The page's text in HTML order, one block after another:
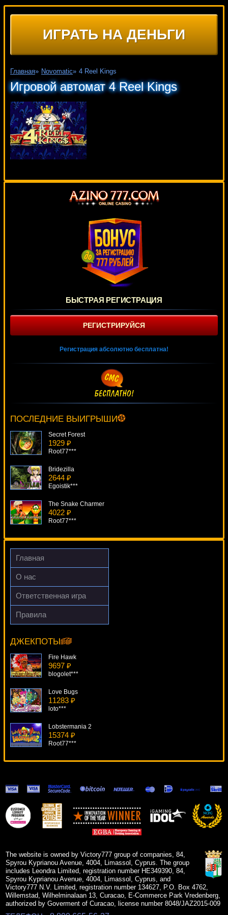
ИГРАТЬ НА ДЕНЬГИ
Главная» Novomatic» 4 Reel Kings
Игровой автомат 4 Reel Kings
БЫСТРАЯ РЕГИСТРАЦИЯ
РЕГИСТРИРУЙСЯ
Регистрация абсолютно бесплатна!
ПОСЛЕДНИЕ ВЫИГРЫШИ
sgvwood***
Secret Forest
1929 ₽
Root77***
Bridezilla
2644 ₽
Egoistik***
The Snake Charmer
4022 ₽
Root77***
Wonky Wabbits
2611 ₽
aleg***
Главная
О нас
Ответственная игра
Правила
ДЖЕКПОТЫ
The Alchemist
superman***
Fire Hawk
9697 ₽
blogolet***
Love Bugs
11283 ₽
loto***
Lobstermania 2
15374 ₽
Root77***
Triple Wins star Ticket
19683 ₽
loto***
Victorian Villain
The website is owned by Victory777 group of companies, 84,
Spyrou Kyprianou Avenue, 4004, Limassol, Cyprus. The group
includes Leondra Limited, registration number HE349390, 84,
Spyrou Kyprianou Avenue, 4004, Limassol, Cyprus, and
Victory777 N.V. Limited, registration number 134627, P.O. Box 4762,
Willemstad, Wilhelminalaan 13, Curacao, E-Commerce Park Vredenberg,
authorized by Goverment of Curacao, license number 8048/JAZ2015-009